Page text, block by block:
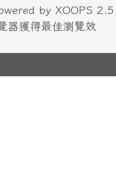
by XOOPS 2.5
器獲得最佳瀏覽效